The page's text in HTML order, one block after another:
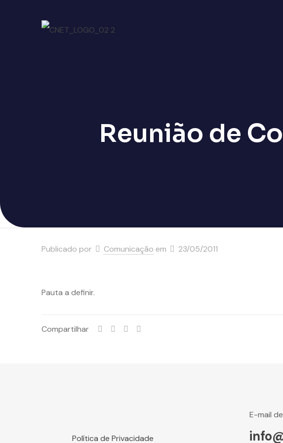
Reunião de
Publicado por Comunicação em 23/05/2011
Pauta a definir.
Compartilhar
Política de Privacidade
E-mail